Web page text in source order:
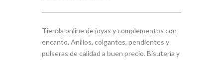
Tienda online de joyas y complementos con
encanto. Anillos, colgantes, pendientes y
pulseras de calidad a buen precio. Bisutería y